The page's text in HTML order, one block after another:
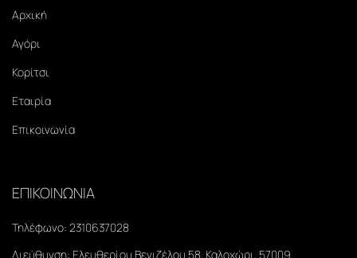
Αρχική
Αγόρι
Κορίτσι
Εταιρία
Επικοινωνία
ΕΠΙΚΟΙΝΩΝΙΑ
Τηλέφωνο: 2310637028
Διεύθυνση: Ελευθερίου Βενιζέλου 58, Καλοχώρι, 57009